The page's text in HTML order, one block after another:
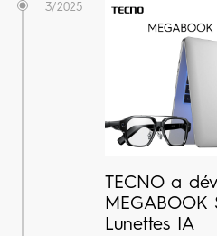
TECNO a
MEGABOOK
Lunettes IA
3/2025